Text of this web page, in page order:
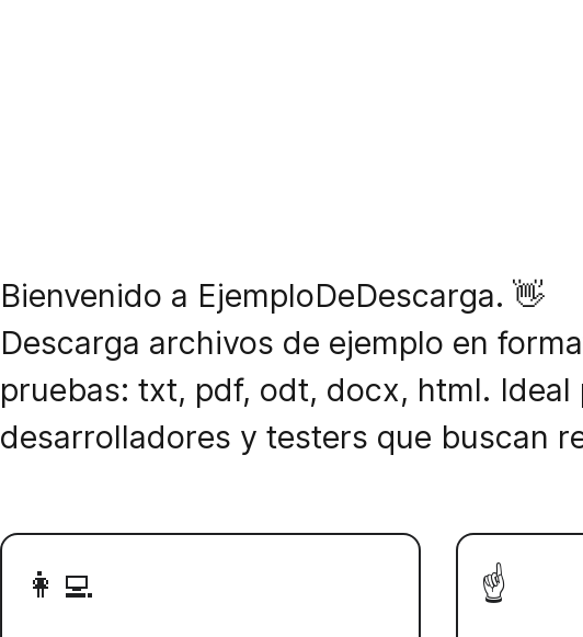
Bienvenido a EjemploDeDescarga. 👋
Descarga archivos de ejemplo en
pruebas: txt, pdf, odt, docx, html. Ideal
desarrolladores y testers que buscan
👩‍💻 ☝️